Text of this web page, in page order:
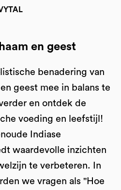
en geest
benadering van
geest mee in balans te
en ontdek de
voeding en leefstijl!
Indiase
waardevolle inzichten
te verbeteren. In
we vragen als "Hoe